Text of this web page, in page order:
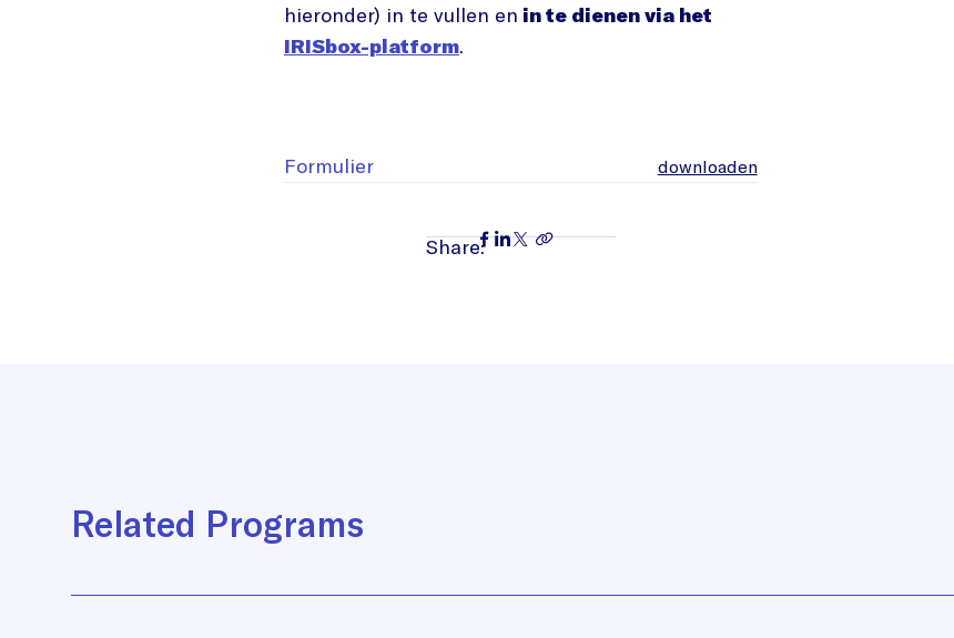
hieronder) in te vullen en in te dienen via het
IRISbox-platform.
Formulier downloaden
Share:
Related Programs